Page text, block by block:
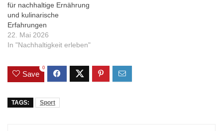
für nachhaltige Ernährung
und kulinarische
Erfahrungen
22. Mai 2026
In "Nachhaltigkeit erleben"
Save
0
TAGS: Sport